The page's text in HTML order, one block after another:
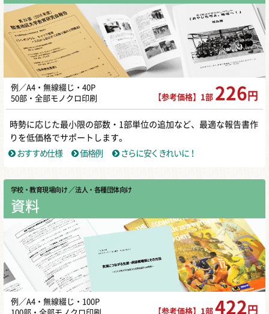
例／A4・無線綴じ・40P
50部・全部モノクロ印刷
【参考価格】1部 226 円
時勢に応じた最小限の部数・1部単位の追加など、最適な報告書作
りを低価格でサポートします。
おすすめ仕様
価格例 さらに安くきれいに！
学校・教育現場向け ／ 法人・各種団体向け
資料
例／A4・無線綴じ・100P
【参考価格】1部 422 円